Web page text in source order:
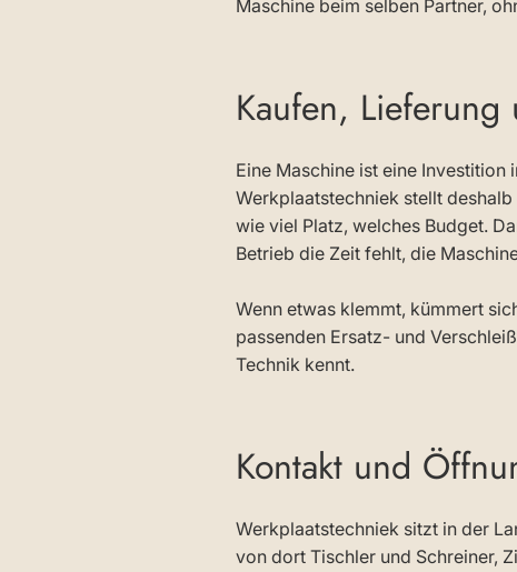
Maschine beim selben Partner,
Kaufen,
Eine Maschine ist eine
Werkplaatstechniek stellt
wie viel Platz, welches Budget.
Betrieb die Zeit fehlt, die
Wenn etwas klemmt, kümmert
passenden Ersatz- und
Technik kennt.
Kontakt und
Werkplaatstechniek sitzt in der
von dort Tischler und Schreiner,